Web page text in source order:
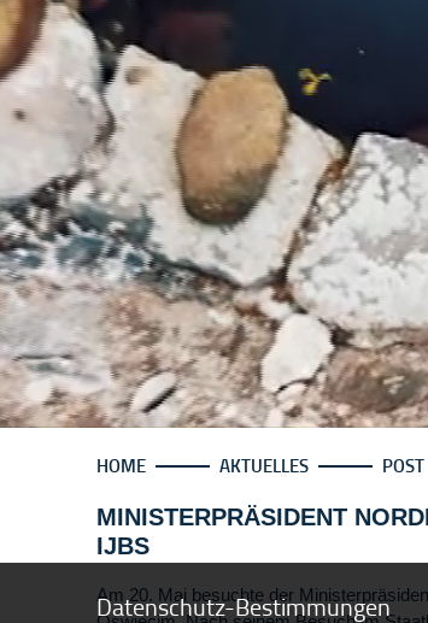
Datenschutz-Bestimmungen
HOME AKTUELLES POST
MINISTERPRÄSIDENT
IJBS
Am 20. Mai besuchte der